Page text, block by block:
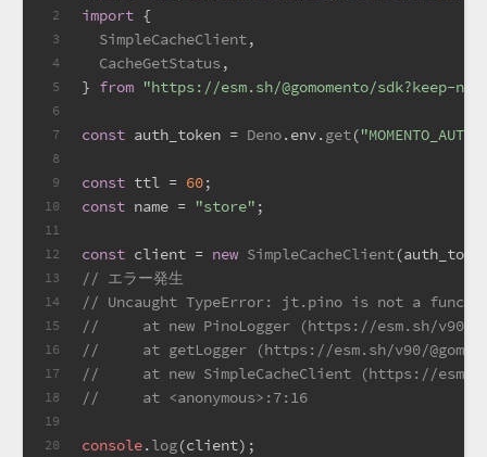
2
3
4
5
6
7
8
9
10
11
12
13
14
15
16
17
18
19
20
import {
SimpleCacheClient,
CacheGetStatus ,
} from "https://esm.sh/@gomomento/sdk?keep-
const auth_token = Deno.env.get(
const ttl = 60;
const name = "store" ;
const client = new SimpleCacheClient
// エラー発生
// Uncaught TypeError: jt.pino is not a
//     at new PinoLogger (https://esm.sh/v90/
//     at getLogger (https://esm.sh/v90/
//     at new SimpleCacheClient (https://esm.sh/
//     at <anonymous>:7:16
console.log(client);